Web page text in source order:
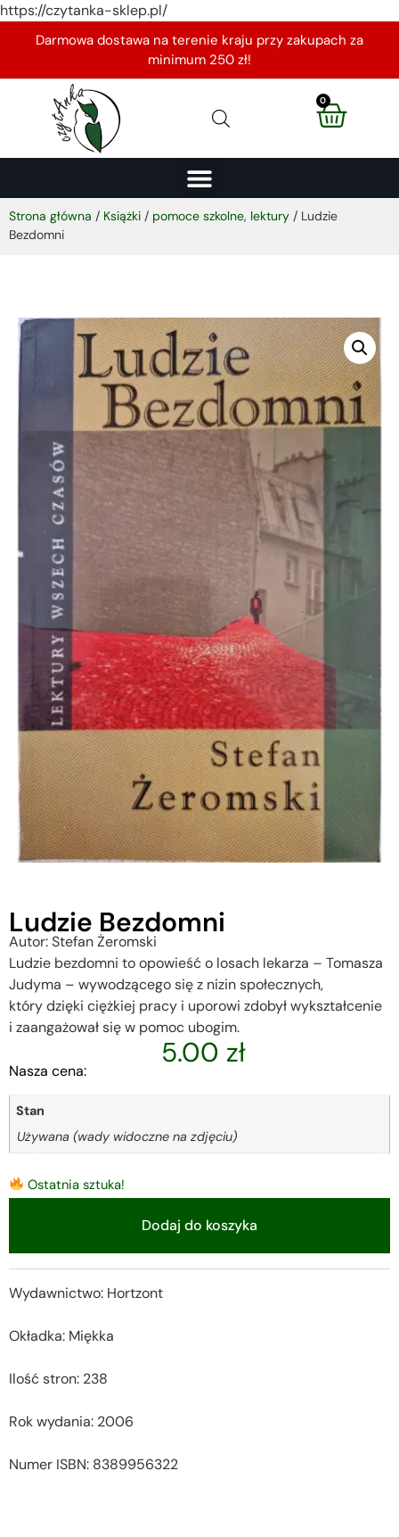
https://czytanka-sklep.pl/
Darmowa dostawa na terenie kraju przy zakupach za
minimum 250 zł!
0
Strona główna / Książki / pomoce szkolne, lektury / Ludzie
Bezdomni
Ludzie Bezdomni
Autor: Stefan Żeromski
Ludzie bezdomni to opowieść o losach lekarza – Tomasza
Judyma – wywodzącego się z nizin społecznych,
który dzięki ciężkiej pracy i uporowi zdobył wykształcenie
i zaangażował się w pomoc ubogim.
Nasza cena:
5.00 zł
Stan
Używana (wady widoczne na zdjęciu)
Ostatnia sztuka!
Dodaj do koszyka
Wydawnictwo: Hortzont
Okładka: Miękka
Ilość stron: 238
Rok wydania: 2006
Numer ISBN: 8389956322